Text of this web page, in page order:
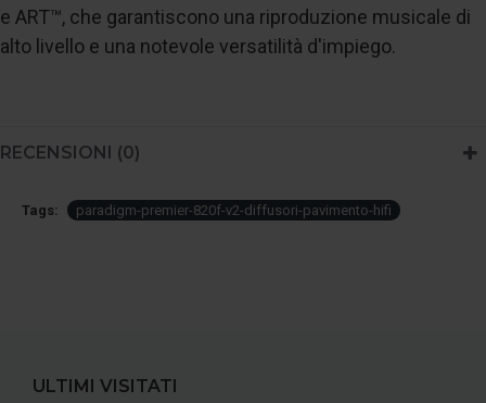
e ART™, che garantiscono una riproduzione musicale di
alto livello e una notevole versatilità d'impiego.
RECENSIONI (0)
Tags: paradigm-premier-820f-v2-diffusori-pavimento-hifi
ULTIMI VISITATI